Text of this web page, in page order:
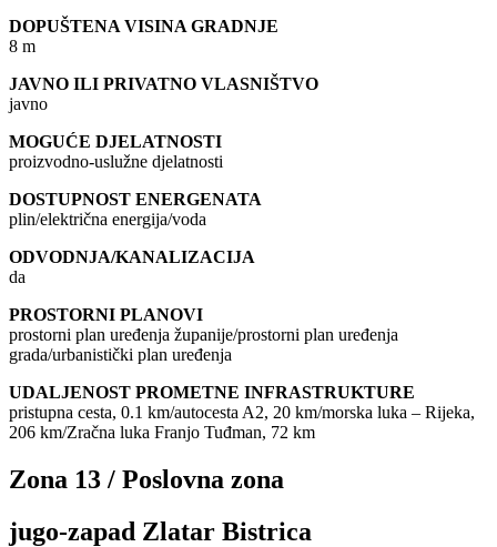
DOPUŠTENA VISINA GRADNJE
8 m
JAVNO ILI PRIVATNO VLASNIŠTVO
javno
MOGUĆE DJELATNOSTI
proizvodno-uslužne djelatnosti
DOSTUPNOST ENERGENATA
plin/električna energija/voda
ODVODNJA/KANALIZACIJA
da
PROSTORNI PLANOVI
prostorni plan uređenja županije/prostorni plan uređenja
grada/urbanistički plan uređenja
UDALJENOST PROMETNE INFRASTRUKTURE
pristupna cesta, 0.1 km/autocesta A2, 20 km/morska luka – Rijeka,
206 km/Zračna luka Franjo Tuđman, 72 km
Zona 13 / Poslovna zona
jugo-zapad Zlatar Bistrica